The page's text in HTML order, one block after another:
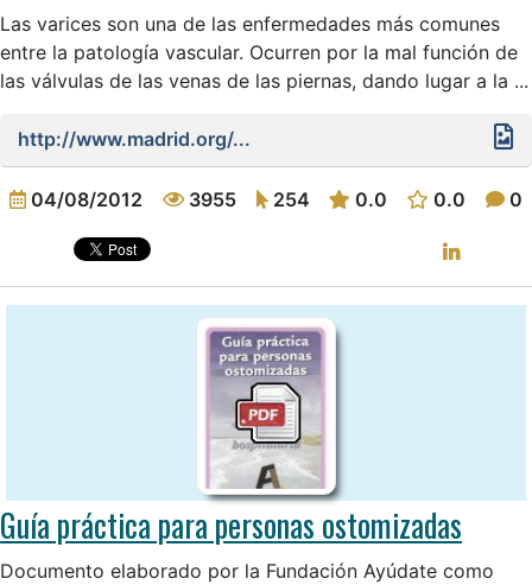
Las varices son una de las enfermedades más comunes
entre la patología vascular. Ocurren por la mal función de
las válvulas de las venas de las piernas, dando lugar a la ...
http://www.madrid.org/...
04/08/2012 3955 254 0.0 0.0 0
Guía práctica para personas ostomizadas
Documento elaborado por la Fundación Ayúdate como